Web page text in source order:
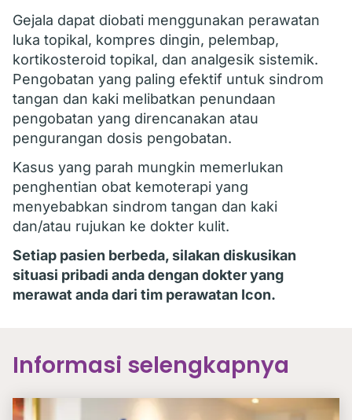
Gejala dapat diobati menggunakan perawatan
luka topikal, kompres dingin, pelembap,
kortikosteroid topikal, dan analgesik sistemik.
Pengobatan yang paling efektif untuk sindrom
tangan dan kaki melibatkan penundaan
pengobatan yang direncanakan atau
pengurangan dosis pengobatan.
Kasus yang parah mungkin memerlukan
penghentian obat kemoterapi yang
menyebabkan sindrom tangan dan kaki
dan/atau rujukan ke dokter kulit.
Setiap pasien berbeda, silakan diskusikan
situasi pribadi anda dengan dokter yang
merawat anda dari tim perawatan Icon.
Informasi selengkapnya